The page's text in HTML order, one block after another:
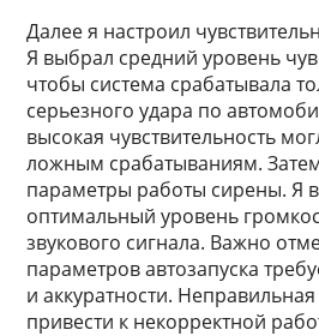
Далее я настроил
Я выбрал средний уровень
чтобы система срабатывала
серьезного удара по
высокая чувствительность
ложным срабатываниям.
параметры работы сирены. Я
оптимальный уровень
звукового сигнала. Важно
параметров автозапуска
и аккуратности.
привести к некорректной